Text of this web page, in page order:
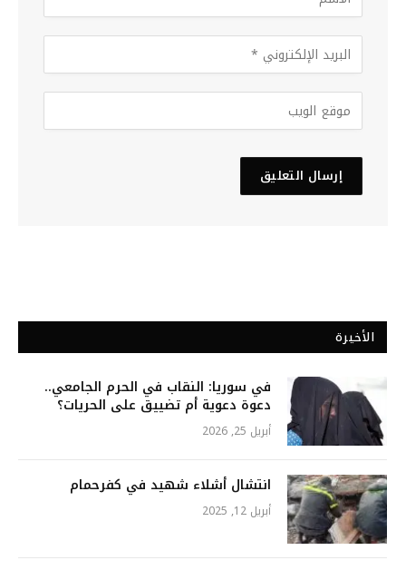
الأخيرة
في سوريا: النقاب في الحرم الجامعي..
دعوة دعوية أم تضييق على الحريات؟
أبريل 25, 2026
انتشال أشلاء شهيد في كفرحمام
أبريل 12, 2025